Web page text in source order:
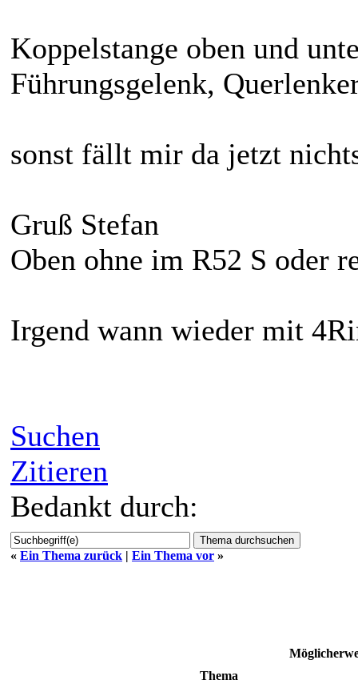
Koppelstange oben und
Führungsgelenk,
sonst fällt mir da jetzt
Gruß Stefan
Oben ohne im R52 S oder
Irgend wann wieder mit
Suchen
Zitieren
Bedankt durch:
« Ein Thema zurück | Ein Thema vor »
Thema